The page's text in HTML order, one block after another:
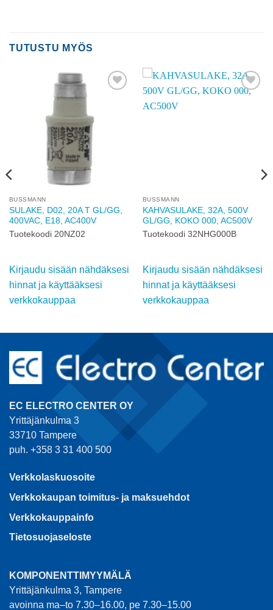
TUTUSTU MYÖS
BUSSMANN
SULAKE, D02, 20A T GL/GG,
400VAC, E18, AC400V
Tuotekoodi 20NZ02
Kirjaudu sisään nähdäksesi
hinnat ja käyttääksesi
verkkokauppaa
BUSSMANN
KAHVASULAKE, 32A, 500V
GL/GG, KOKO 000, AC500V
Tuotekoodi 32NHG000B
Kirjaudu sisään nähdäksesi
hinnat ja käyttääksesi
verkkokauppaa
EC ELECTRO CENTER OY
Yrittäjänkulma 3
33710 Tampere
puh. +358 3 31 400 500
Verkkolaskuosoite
Verkkokaupan toimitus- ja maksuehdot
Verkkokauppainfo
Tietosuojaseloste
KOMPONENTTIMYYMÄLÄ
Yrittäjänkulma 3, Tampere
avoinna ma–to 7.30–16.00, pe 7.30–15.00